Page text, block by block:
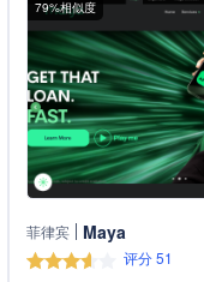
79%相似度
菲律宾 Maya
评分 51